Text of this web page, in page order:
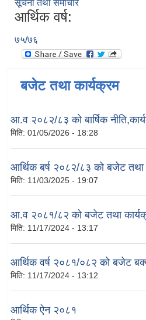
सूचना तथा समाचार
आर्थिक वर्ष:
७५/७६
बजेट तथा कार्यक्रम
आ.व २०८२/८३ को बार्षिक
मिति: 01/05/2026 - 18:28
आर्थिक बर्ष २०८२/८३ को बजेट तथा
मिति: 11/03/2025 - 19:07
आ.व २०८१/८२ को बजेट तथा
मिति: 11/17/2024 - 13:17
आर्थिक वर्ष २०८१/०८२ को बजेट
मिति: 11/17/2024 - 13:12
आर्थिक ऐन २०८१